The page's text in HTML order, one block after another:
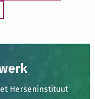
Herseninstituut